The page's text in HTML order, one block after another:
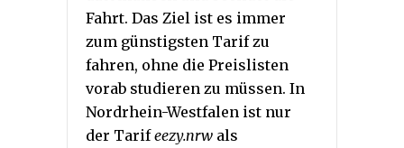
Fahrt. Das Ziel ist es immer
zum günstigsten Tarif zu
fahren, ohne die Preislisten
vorab studieren zu müssen. In
Nordrhein-Westfalen ist nur
der Tarifeezy.nrw als